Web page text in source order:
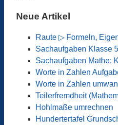
Neue Artikel
Raute ▷ Formeln,
Sachaufgaben Klasse
Sachaufgaben Mathe:
Worte in Zahlen
Worte in Zahlen
Teilerfremdheit
Hohlmaße umrechnen
Hundertertafel